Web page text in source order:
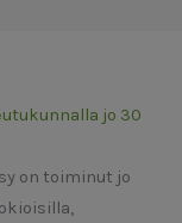
jo 30
on toiminut jo